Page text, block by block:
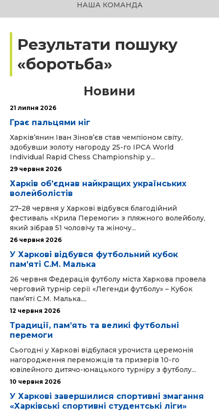
НАША КОМАНДА
Результати пошуку
«боротьба»
Новини
21 липня 2026
Грає пальцями ніг
Харків’янин Іван Зінов’єв став чемпіоном світу,
здобувши золоту нагороду 25-го IPCA World
Individual Rapid Chess Championship у...
29 червня 2026
Харків об’єднав найкращих українських
волейболістів
27–28 червня у Харкові відбувся благодійний
фестиваль «Крила Перемоги» з пляжного волейболу,
який зібрав 51 чоловічу та жіночу...
26 червня 2026
У Харкові відбувся футбольний кубок
пам’яті С.М. Малька
26 червня Федерація футболу міста Харкова провела
черговий турнір серії «Легенди футболу» – Кубок
пам’яті С.М. Малька....
12 червня 2026
Традиції, пам’ять та великі футбольні
перемоги
Сьогодні у Харкові відбулася урочиста церемонія
нагородження переможців та призерів 10-го
ювілейного дитячо-юнацького турніру з футболу...
10 червня 2026
У Харкові завершилися спортивні змагання
«Харківські спортивні студентські ліги»